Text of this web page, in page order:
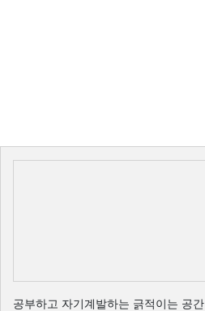
공부하고 자기계발하는 긁적이는 공간